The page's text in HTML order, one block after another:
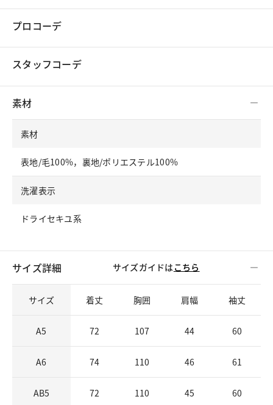
プロコーデ
スタッフコーデ
素材
素材
表地/毛100%，裏地/ポリエステル100%
洗濯表示
ドライセキユ系
サイズ詳細 サイズガイドはこちら
サイズ 着丈 胸囲 肩幅 袖丈
A5 72 107 44 60
A6 74 110 46 61
AB5 72 110 45 60